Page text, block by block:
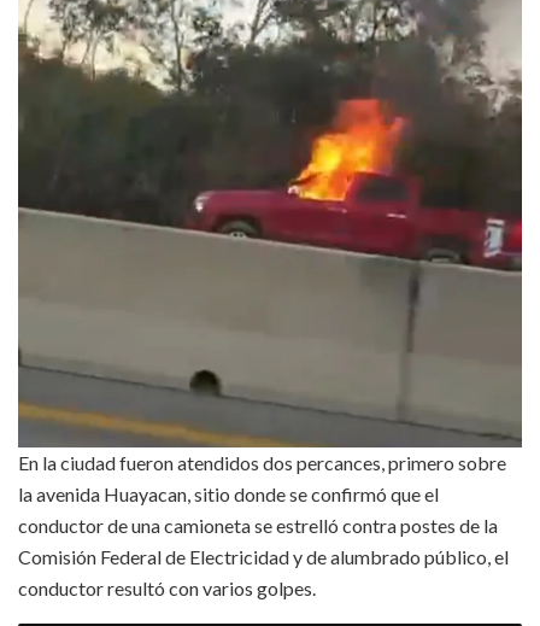
En la ciudad fueron atendidos dos percances, primero sobre
la avenida Huayacan, sitio donde se confirmó que el
conductor de una camioneta se estrelló contra postes de la
Comisión Federal de Electricidad y de alumbrado público, el
conductor resultó con varios golpes.